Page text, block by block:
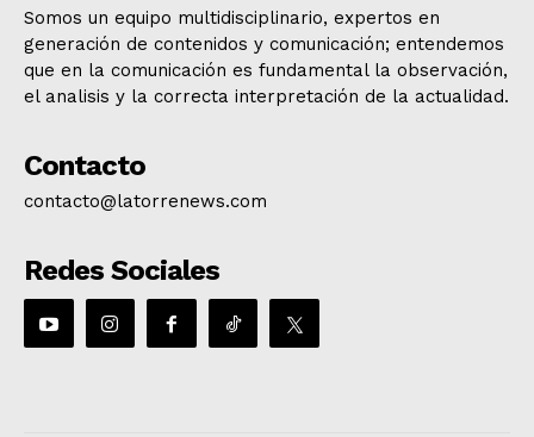
Somos un equipo multidisciplinario, expertos en
generación de contenidos y comunicación; entendemos
que en la comunicación es fundamental la observación,
el analisis y la correcta interpretación de la actualidad.
Contacto
contacto@latorrenews.com
Redes Sociales